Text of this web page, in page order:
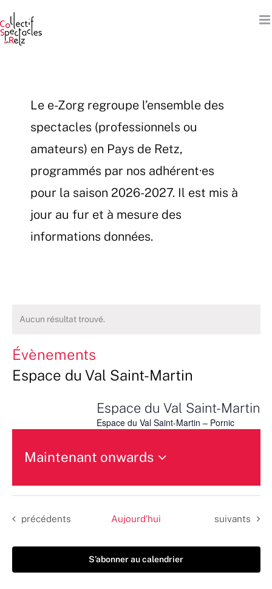
au
contenu
Le e-Zorg regroupe l’ensemble des
spectacles (professionnels ou
amateurs) en Pays de Retz,
programmés par nos adhérent·es
pour la saison 2026-2027. Il est mis à
jour au fur et à mesure des
informations données.
Aucun résultat trouvé.
Évènements
Espace du Val Saint-Martin
Espace du Val Saint-Martin
Espace du Val Saint-Martin – Pornic
Maintenant onwards
une
date.
Évènements
précédents Aujourd’hui Évènements
suivants
S’abonner au calendrier